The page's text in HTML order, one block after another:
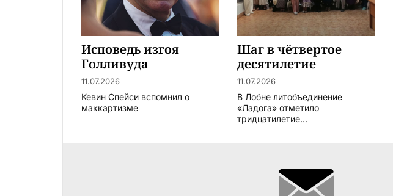
Исповедь изгоя
Голливуда
11.07.2026
Кевин Спейси вспомнил о
маккартизме
Шаг в чётвертое
десятилетие
11.07.2026
В Лобне литобъединение
«Ладога» отметило
тридцатилетие...